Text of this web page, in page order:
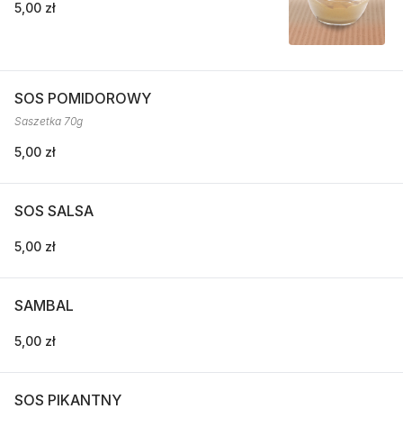
5,00 zł
SOS POMIDOROWY
Saszetka 70g
5,00 zł
SOS SALSA
5,00 zł
SAMBAL
5,00 zł
SOS PIKANTNY